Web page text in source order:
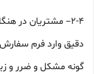
2-۴– مشتریان در
دقیق وارد فرم
گونه مشکل و ضرر و